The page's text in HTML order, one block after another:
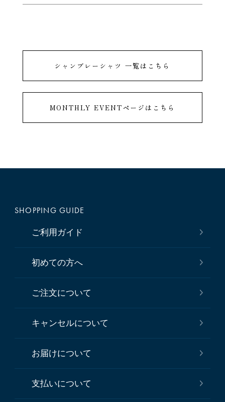
シャンブレーシャツ 一覧はこちら
MONTHLY EVENTページはこちら
SHOPPING GUIDE
ご利用ガイド
初めての方へ
ご注文について
キャンセルについて
お届けについて
支払いについて